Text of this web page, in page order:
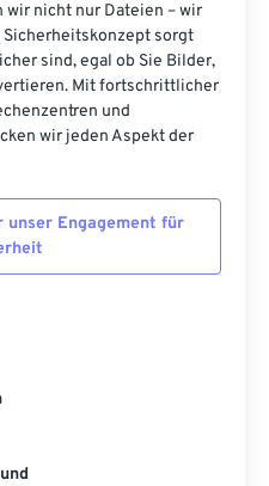
wir nicht nur Dateien – wir
sorgt
sind, egal ob Sie Bilder,
Mit fortschrittlicher
und
wir jeden Aspekt der
unser Engagement für